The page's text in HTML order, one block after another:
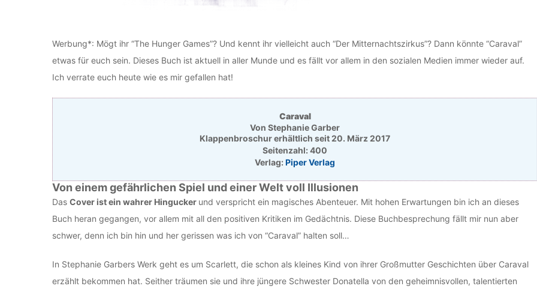
Werbung*: Mögt ihr “The Hunger Games”? Und kennt ihr vielleicht auch “Der Mitternachtszirkus”? Dann könnte “Caraval”
etwas für euch sein. Dieses Buch ist aktuell in aller Munde und es fällt vor allem in den sozialen Medien immer wieder auf.
Ich verrate euch heute wie es mir gefallen hat!
Caraval
Von Stephanie Garber
Klappenbroschur erhältlich seit 20. März 2017
Seitenzahl: 400
Verlag:Piper Verlag
Von einem gefährlichen Spiel und einer Welt voll Illusionen
Das Cover ist ein wahrer Hingucker und verspricht ein magisches Abenteuer. Mit hohen Erwartungen bin ich an dieses
Buch heran gegangen, vor allem mit all den positiven Kritiken im Gedächtnis. Diese Buchbesprechung fällt mir nun aber
schwer, denn ich bin hin und her gerissen was ich von “Caraval” halten soll…
In Stephanie Garbers Werk geht es um Scarlett, die schon als kleines Kind von ihrer Großmutter Geschichten über Caraval
erzählt bekommen hat. Seither träumen sie und ihre jüngere Schwester Donatella von den geheimnisvollen, talentierten